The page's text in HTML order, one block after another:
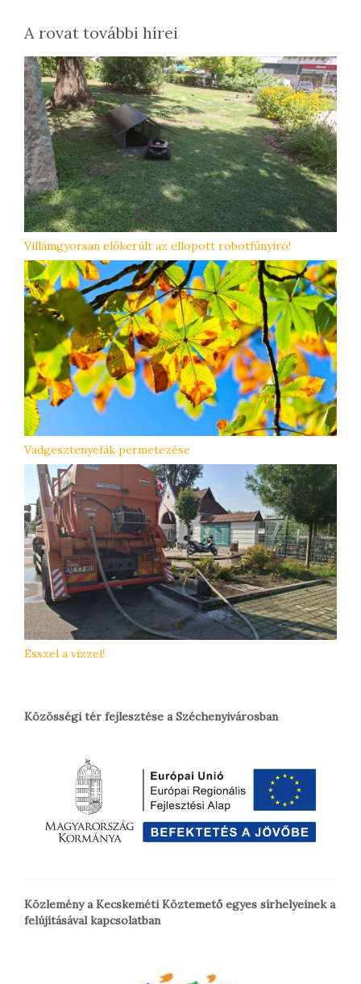
A rovat további hírei
Villámgyorsan előkerült az ellopott robotfűnyíró!
Vadgesztenyefák permetezése
Ésszel a vízzel!
Közösségi tér fejlesztése a Széchenyivárosban
Közlemény a Kecskeméti Köztemető egyes sírhelyeinek a
felújításával kapcsolatban